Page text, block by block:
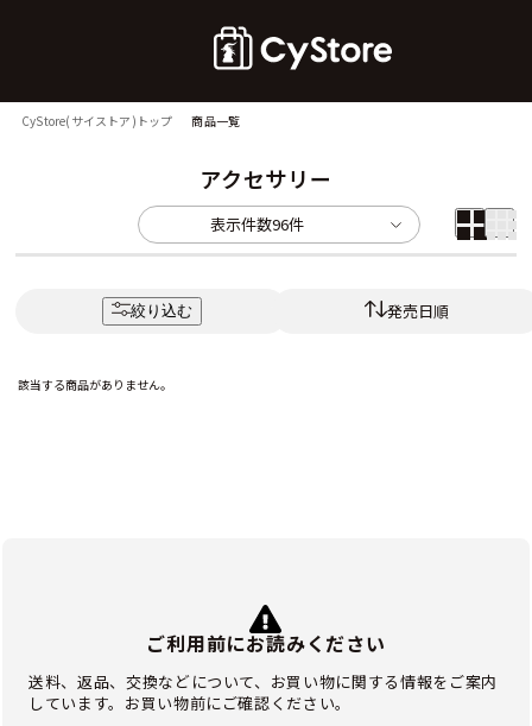
CyStore(サイストア)トップ 商品一覧
アクセサリー
表示件数96件
絞り込む 発売日順
該当する商品がありません。
ご利用前にお読みください
送料、返品、交換などについて、お買い物に関する情報をご案内
しています。お買い物前にご確認ください。